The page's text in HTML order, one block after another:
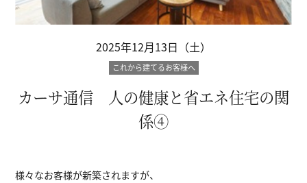
2025年12月13日（土）
これから建てるお客様へ
カーサ通信 人の健康と省エネ住宅の関
係④
様々なお客様が新築されますが、